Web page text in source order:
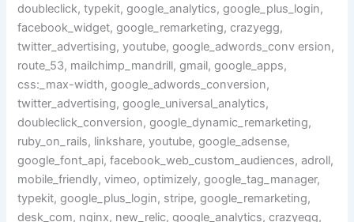
doubleclick, typekit, google_analytics, google_plus_login,
facebook_widget, google_remarketing, crazyegg,
twitter_advertising, youtube, google_adwords_conv ersion,
route_53, mailchimp_mandrill, gmail, google_apps,
css:_max-width, google_adwords_conversion,
twitter_advertising, google_universal_analytics,
doubleclick_conversion, google_dynamic_remarketing,
ruby_on_rails, linkshare, youtube, google_adsense,
google_font_api, facebook_web_custom_audiences, adroll,
mobile_friendly, vimeo, optimizely, google_tag_manager,
typekit, google_plus_login, stripe, google_remarketing,
desk_com, nginx, new_relic, google_analytics, crazyegg,